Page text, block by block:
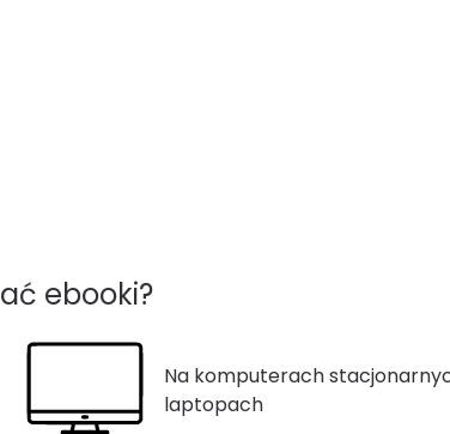
ebooki?
Na komputerach
laptopach